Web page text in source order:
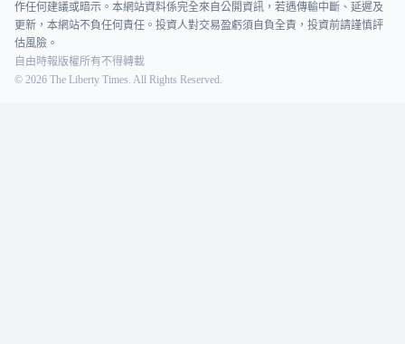
作任何建議或暗示。本網站資料係完全來自公開資訊，若遇傳輸中斷、延遲及
更新，本網站不負任何責任。投資人對交易盈虧須自負全責，投資前請謹慎評
估風險。
自由時報版權所有不得轉載
© 2026 The Liberty Times. All Rights Reserved.